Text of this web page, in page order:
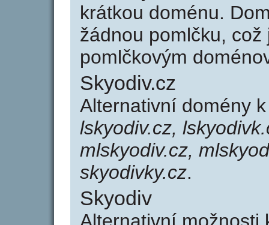
krátkou doménu.
žádnou pomlčku,
pomlčkovým
Skyodiv.cz
Alternativní domény
lskyodiv.cz,
mlskyodiv.cz,
skyodivky.cz.
Skyodiv